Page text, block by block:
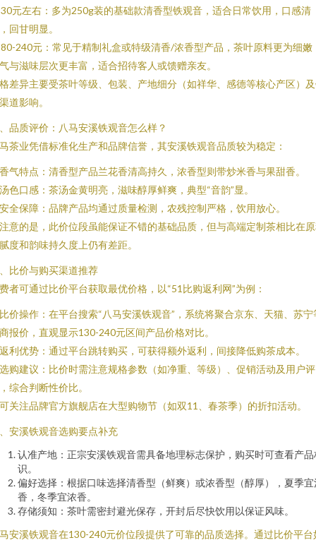
元左右：多为250g装的基础款清香型铁观音，适合日常饮用，口感清
回甘明显。
240元：常见于精制礼盒或特级清香/浓香型产品，茶叶原料更为细嫩
与滋味层次更丰富，适合招待客人或馈赠亲友。
差异主要受茶叶等级、包装、产地细分（如祥华、感德等核心产区）
道影响。
品质评价：八马安溪铁观音怎么样？
茶业凭借标准化生产和品牌信誉，其安溪铁观音品质较为稳定：
气特点：清香型产品兰花香清高持久，浓香型则带炒米香与果甜香。
色口感：茶汤金黄明亮，滋味醇厚鲜爽，典型“音韵”显。
全保障：品牌产品均通过质量检测，农残控制严格，饮用放心。
意的是，此价位段虽能保证不错的基础品质，但与高端定制茶相比在
度和韵味持久度上仍有差距。
比价与购买渠道推荐
者可通过比价平台获取最优价格，以“51比购返利网”为例：
价操作：在平台搜索“八马安溪铁观音”，系统将聚合京东、天猫、苏宁
报价，直观显示130-240元区间产品价格对比。
利优势：通过平台跳转购买，可获得额外返利，间接降低购茶成本。
购建议：比价时需注意规格参数（如净重、等级）、促销活动及用户评
综合判断性价比。
关注品牌官方旗舰店在大型购物节（如双11、春茶季）的折扣活动。
安溪铁观音选购要点补充
认准产地：正宗安溪铁观音需具备地理标志保护，购买时可查看产品
识。
偏好选择：根据口味选择清香型（鲜爽）或浓香型（醇厚），夏季宜
香，冬季宜浓香。
存储须知：茶叶需密封避光保存，开封后尽快饮用以保证风味。
安溪铁观音在130-240元价位段提供了可靠的品质选择。通过比价平台